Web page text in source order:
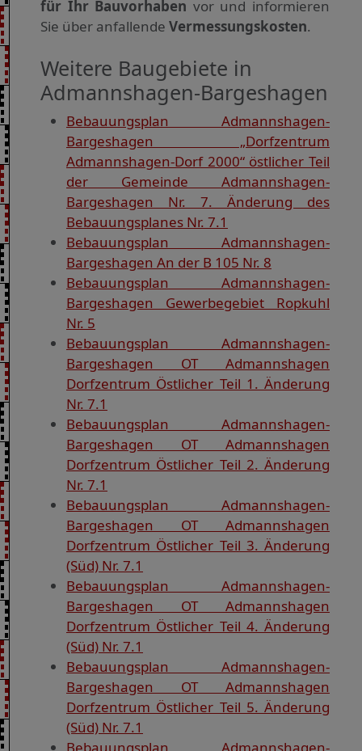
für Ihr Bauvorhaben vor und informieren
Sie über anfallende Vermessungskosten.
Weitere Baugebiete in
Admannshagen-Bargeshagen
Bebauungsplan Admannshagen-
Bargeshagen „Dorfzentrum
Admannshagen-Dorf 2000“ östlicher Teil
der Gemeinde Admannshagen-
Bargeshagen Nr. 7. Änderung des
Bebauungsplanes Nr. 7.1
Bebauungsplan Admannshagen-
Bargeshagen An der B 105 Nr. 8
Bebauungsplan Admannshagen-
Bargeshagen Gewerbegebiet Ropkuhl
Nr. 5
Bebauungsplan Admannshagen-
Bargeshagen OT Admannshagen
Dorfzentrum Östlicher Teil 1. Änderung
Nr. 7.1
Bebauungsplan Admannshagen-
Bargeshagen OT Admannshagen
Dorfzentrum Östlicher Teil 2. Änderung
Nr. 7.1
Bebauungsplan Admannshagen-
Bargeshagen OT Admannshagen
Dorfzentrum Östlicher Teil 3. Änderung
(Süd) Nr. 7.1
Bebauungsplan Admannshagen-
Bargeshagen OT Admannshagen
Dorfzentrum Östlicher Teil 4. Änderung
(Süd) Nr. 7.1
Bebauungsplan Admannshagen-
Bargeshagen OT Admannshagen
Dorfzentrum Östlicher Teil 5. Änderung
(Süd) Nr. 7.1